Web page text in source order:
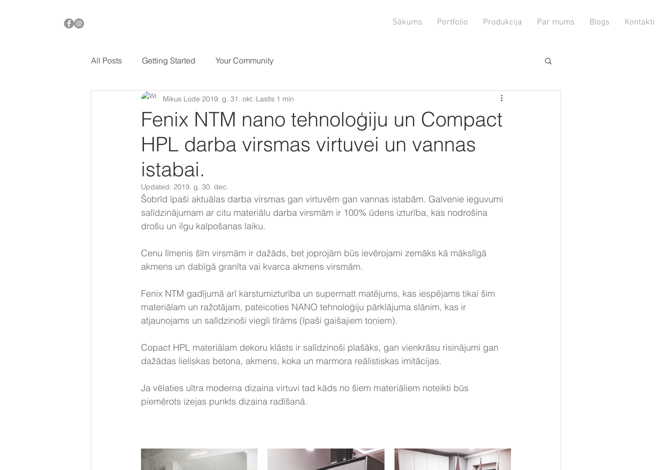
Sākums Portfolio Produkcija Par mums Blogs Kontakti
All Posts Getting Started Your Community
Fenix NTM nano tehnoloģiju un Compact
HPL darba virsmas virtuvei un vannas
istabai.
Mikus Lode 2019. g. 31. okt. Lasīts 1 min
Updated: 2019. g. 30. dec.
Šobrīd īpaši aktuālas darba virsmas gan virtuvēm gan vannas istabām. Galvenie ieguvumi
salīdzinājumam ar citu materiālu darba virsmām ir 100% ūdens izturība, kas nodrošina
drošu un ilgu kalpošanas laiku.
Cenu līmenis šīm virsmām ir dažāds, bet joprojām būs ievērojami zemāks kā mākslīgā
akmens un dabīgā granīta vai kvarca akmens virsmām.
Fenix NTM gadījumā arī karstumizturība un supermatt matējums, kas iespējams tikai šim
materiālam un ražotājam, pateicoties NANO tehnoloģiju pārklājuma slānim, kas ir
atjaunojams un salīdzinoši viegli tīrāms (īpaši gaišajiem toņiem).
Copact HPL materiālam dekoru klāsts ir salīdzinoši plašāks, gan vienkrāsu risinājumi gan
dažādas lieliskas betona, akmens, koka un marmora reālistiskas imitācijas.
Ja vēlaties ultra moderna dizaina virtuvi tad kāds no šiem materiāliem noteikti būs
piemērots izejas punkts dizaina radīšanā.